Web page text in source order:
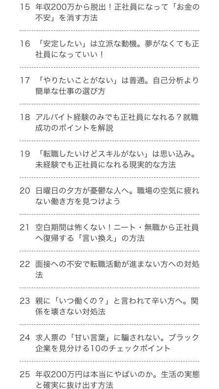
15 年収200万から脱出！正社員になって「お金の
不安」を消す方法
16
「安定したい」は立派な動機。夢がなくても正
社員になっていい！
17
「やりたいことがない」は普通。自己分析より
簡単な仕事の選び方
18 アルバイト経験のみでも正社員になれる？就職
成功のポイントを解説
19
「転職したいけどスキルがない」は思い込み。
未経験でも正社員になれる現実的な方法
20 日曜日の夕方が憂鬱な人へ。職場の空気に疲れ
ない働き方を見つけよう
21
空白期間は怖くない！ニート・無職から正社員
へ復帰する「言い換え」の方法
22 面接への不安で転職活動が進まない方への対処
法
23 親に「いつ働くの？」と言われて辛い方へ。関
係を壊さない対処法
24 求人票の「甘い言葉」に騙されない。ブラック
企業を見分ける10のチェックポイント
25 年収200万円は本当にやばいのか。生活の実態
と確実に抜け出す方法